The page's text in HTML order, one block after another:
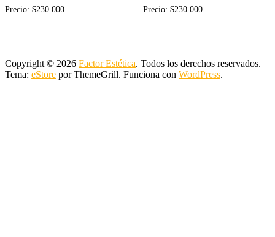
Precio: $230.000 Precio: $230.000
Copyright © 2026 Factor Estética. Todos los derechos reservados.
Tema: eStore por ThemeGrill. Funciona con WordPress.